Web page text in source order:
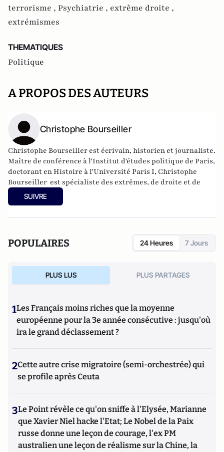
terrorisme , Psychiatrie , extrême droite ,
extrémismes
THEMATIQUES
Politique
A PROPOS DES AUTEURS
Christophe Bourseiller
Christophe Bourseiller est écrivain, historien et journaliste.
Maître de conférence à l'Institut d'études politique de Paris,
doctorant en Histoire à l'Université Paris I, Christophe
Bourseiller est spécialiste des extrêmes, de droite et de
gauche. Il est l'auteur notamment de
tracts(Hors collection, 2011) et de
SUIVRE
POPULAIRES 24 Heures 7 Jours
PLUS LUS PLUS PARTAGES
1Les Français moins riches que la moyenne
européenne pour la 3e année consécutive : jusqu'où
ira le grand déclassement ?
2Cette autre crise migratoire (semi-orchestrée) qui
se profile après Ceuta
3Le Point révèle ce qu'on sniffe à l'Elysée, Marianne
que Xavier Niel hacke l'Etat; Le Nobel de la Paix
russe donne une leçon de courage, l'ex PM
australien une leçon de réalisme sur la Chine, la